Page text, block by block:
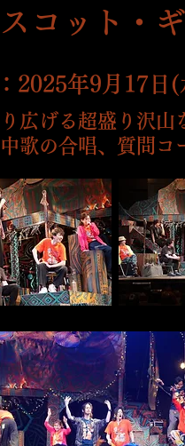
スコット・
2025年9月17日
広げる超盛り沢山
歌の合唱、質問